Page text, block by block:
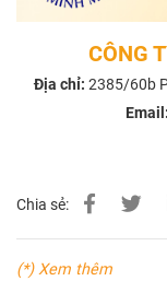
CÔNG
Địa chỉ: 2385/60b
Email:
Chia sẻ:
(*) Xem thêm